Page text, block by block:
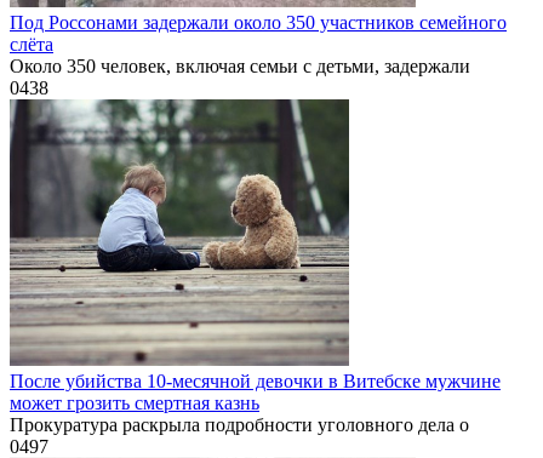
Под Россонами задержали около 350 участников семейного
слёта
Около 350 человек, включая семьи с детьми, задержали
0438
После убийства 10-месячной девочки в Витебске мужчине
может грозить смертная казнь
Прокуратура раскрыла подробности уголовного дела о
0497